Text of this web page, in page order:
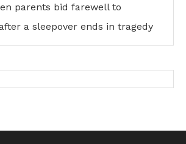
parents bid farewell to
a sleepover ends in tragedy